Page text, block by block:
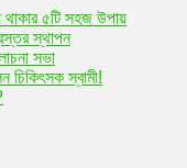
থাকার ৫টি সহজ উপায়
স্থাপন
সভা
চিকিৎসক স্বামী!